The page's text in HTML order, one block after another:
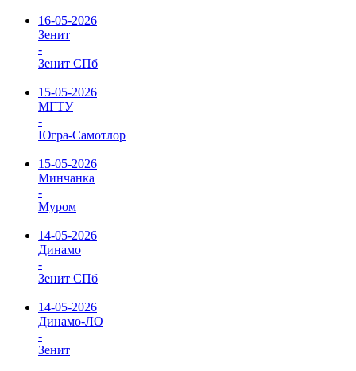
16-05-2026
Зенит
-
Зенит СПб
15-05-2026
МГТУ
-
Югра-Самотлор
15-05-2026
Минчанка
-
Муром
14-05-2026
Динамо
-
Зенит СПб
14-05-2026
Динамо-ЛО
-
Зенит